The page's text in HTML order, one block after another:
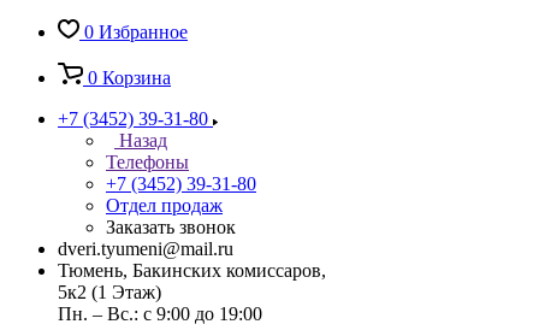
0 Избранное
0 Корзина
+7 (3452) 39-31-80
Назад
Телефоны
+7 (3452) 39-31-80
Отдел продаж
Заказать звонок
dveri.tyumeni@mail.ru
Тюмень, Бакинских комиссаров,
5к2 (1 Этаж)
Пн. – Вс.: с 9:00 до 19:00